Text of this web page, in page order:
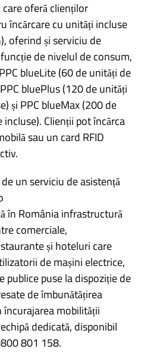
oferă clienților
încărcare cu unități incluse
oferind și serviciu de
de nivelul de consum,
blueLite (60 de unități de
bluePlus (120 de unități
și PPC blueMax (200 de
Clienții pot încărca
sau un card RFID
un serviciu de asistență
în România infrastructură
comerciale,
și hoteluri care
de mașini electrice,
publice puse la dispoziție de
de îmbunătățirea
mobilității
dedicată, disponibil
801 158.